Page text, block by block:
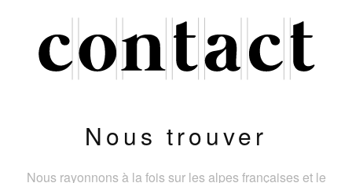
Nous trouver
Nous rayonnons à la fois sur les alpes françaises et le